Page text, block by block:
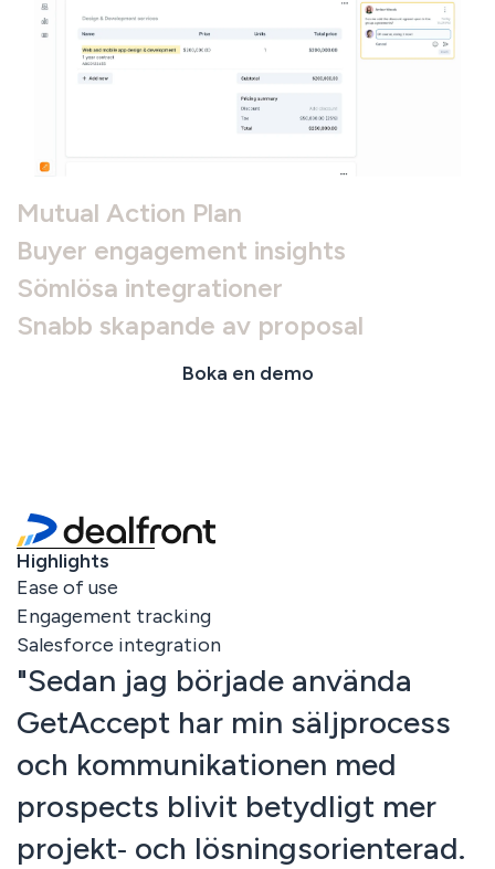
Mutual Action Plan
Buyer engagement insights
Sömlösa integrationer
Snabb skapande av proposal
Boka en demo
Highlights
Ease of use
Engagement tracking
Salesforce integration
"Sedan jag började använda
GetAccept har min säljprocess
och kommunikationen med
prospects blivit betydligt mer
projekt‑ och lösningsorienterad.